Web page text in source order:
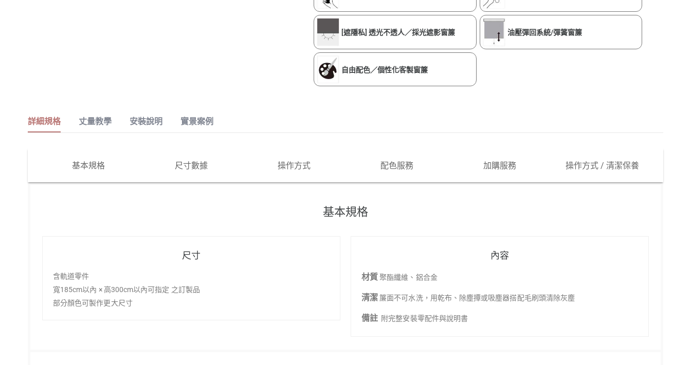
[遮隱私] 透光不透人／採光遮影窗簾 油壓彈回系統/彈簧窗簾
自由配色／個性化客製窗簾
詳細規格 丈量教學 安裝說明 實景案例
基本規格 尺寸數據 操作方式 配色服務 加購服務 操作方式 / 清潔保養
基本規格
尺寸
含軌道零件
寬185cm以內 × 高300cm以內可指定 之訂製品
部分顏色可製作更大尺寸
內容
材質聚酯纖維、鋁合金
清潔簾面不可水洗，用乾布、除塵撢或吸塵器搭配毛刷頭清除灰塵
備註 附完整安裝零配件與說明書